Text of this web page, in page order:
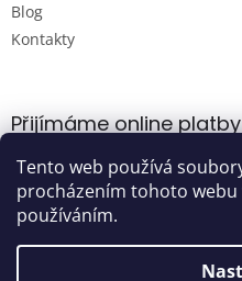
Tento web používá
procházením tohoto
používáním.
Blog
Kontakty
Přijímáme online platby